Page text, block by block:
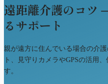
遠距離介護のコツ
るサポート
親が遠方に住んでいる場合の介
ト、見守りカメラやGPSの活用
す。